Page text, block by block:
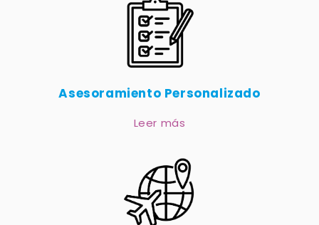
Asesoramiento Personalizado
Leer más